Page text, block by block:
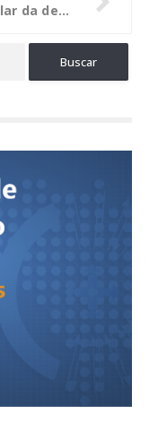
Uma Chapa construída sobre o pilar da democracia